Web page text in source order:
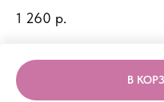
1 260 р.
В
Восстанавливает pH кожи
цвет лица. Подготавливает